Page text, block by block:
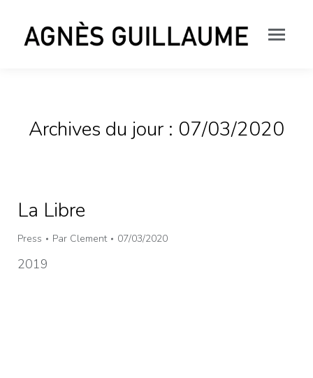
Archives du jour : 07/03/2020
La Libre
Press Par Clement 07/03/2020
2019